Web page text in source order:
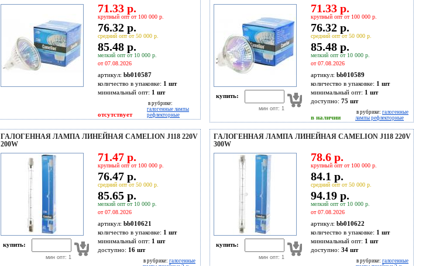
71.33 р.
крупный опт от 100 000 р.
76.32 р.
средний опт от 50 000 р.
85.48 р.
мелкий опт от 10 000 р.
от 07.08.2026
артикул: bb010587
количество в упаковке: 1 шт
минимальный опт: 1 шт
отсутствует
в рубрике:
галогенные лампы
рефлекторные
купить:
мин опт: 1
71.33 р.
крупный опт от 100 000 р.
76.32 р.
средний опт от 50 000 р.
85.48 р.
мелкий опт от 10 000 р.
от 07.08.2026
артикул: bb010589
количество в упаковке: 1 шт
минимальный опт: 1 шт
доступно: 75 шт
в наличии
в рубрике: галогенные
лампы рефлекторные
ГАЛОГЕННАЯ ЛАМПА ЛИНЕЙНАЯ CAMELION J118 220V
200W
купить:
мин опт: 1
71.47 р.
крупный опт от 100 000 р.
76.47 р.
средний опт от 50 000 р.
85.65 р.
мелкий опт от 10 000 р.
от 07.08.2026
артикул: bb010621
количество в упаковке: 1 шт
минимальный опт: 1 шт
доступно: 16 шт
в рубрике: галогенные
ГАЛОГЕННАЯ ЛАМПА ЛИНЕЙНАЯ CAMELION J118 220V
300W
купить:
мин опт: 1
78.6 р.
крупный опт от 100 000 р.
84.1 р.
средний опт от 50 000 р.
94.19 р.
мелкий опт от 10 000 р.
от 07.08.2026
артикул: bb010622
количество в упаковке: 1 шт
минимальный опт: 1 шт
доступно: 34 шт
в рубрике: галогенные